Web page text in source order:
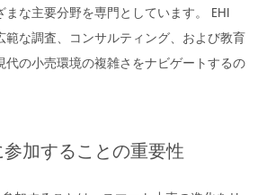
な主要分野を専門としています。 EHI
範な調査、コンサルティング、および教育
の小売環境の複雑さをナビゲートするの
参加することの重要性